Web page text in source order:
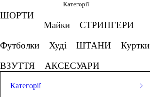
Категорії
ШОРТИ
Майки
СТРИНГЕРИ
Футболки
Худі ШТАНИ
Куртки
ВЗУТТЯ
АКСЕСУАРИ
Категорії